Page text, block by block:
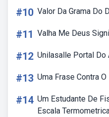
#10 Valor Da Grama Do
#11 Valha Me Deus
#12 Unilasalle Portal Do
#13 Uma Frase Contra
#14 Um Estudante De
Escala